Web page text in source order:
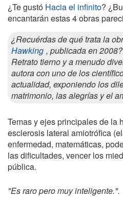
¿Te gustó Hacia el infinito?
encantarán estas 4 obras
¿Recuérdas de qué trata la
Hawking , publicada en
Retrato tierno y a menudo
autora con uno de los
actualidad, exponiendo los
matrimonio, las alegrías y el
Temas y ejes principales de la
esclerosis lateral amiotrófica
enfermedad, matemáticas,
las dificultades, vencer los
pública.
"Es raro pero muy inteligente.".